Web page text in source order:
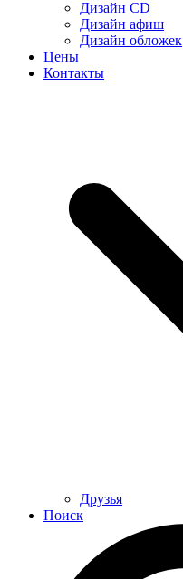
Дизайн CD
Дизайн афиш
Дизайн обложек
Цены
Контакты
Друзья
Поиск